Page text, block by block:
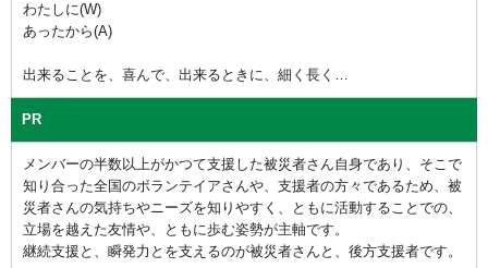
わたしに(W)
あったから(A)
出来ることを、喜んで、出来るときに、細く長く…
PR
メンバーの半数以上がかつて支援した被災者さん自身であり、そこで
知り合った全国のボランテイアさんや、支援者の方々であるため、被
災者さんの気持ちやニーズを知りやすく、ともに活動することでの、
立場を越えた友情や、ともに歩む姿勢が主軸です。
継続支援と、瞬発力とを支えるのが被災者さんと、後方支援者です。